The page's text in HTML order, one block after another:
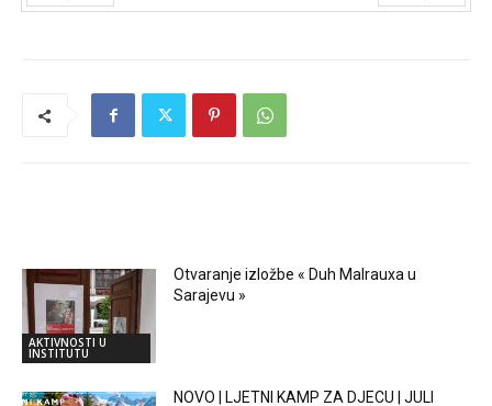
AKTIVNOSTI U
INSTITUTU
Otvaranje izložbe « Duh Malrauxa u
Sarajevu »
NOVO | LJETNI KAMP ZA DJECU | JULI